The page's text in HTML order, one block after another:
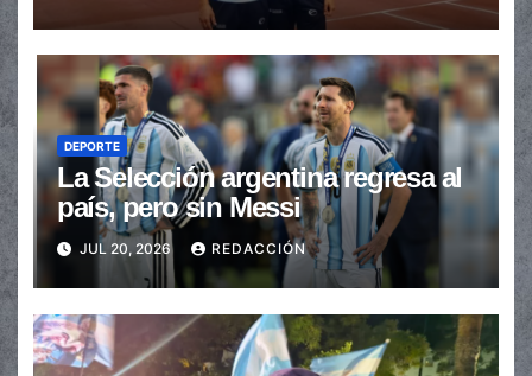
DEPORTE
La Selección argentina regresa al
país, pero sin Messi
JUL 20, 2026 REDACCIÓN